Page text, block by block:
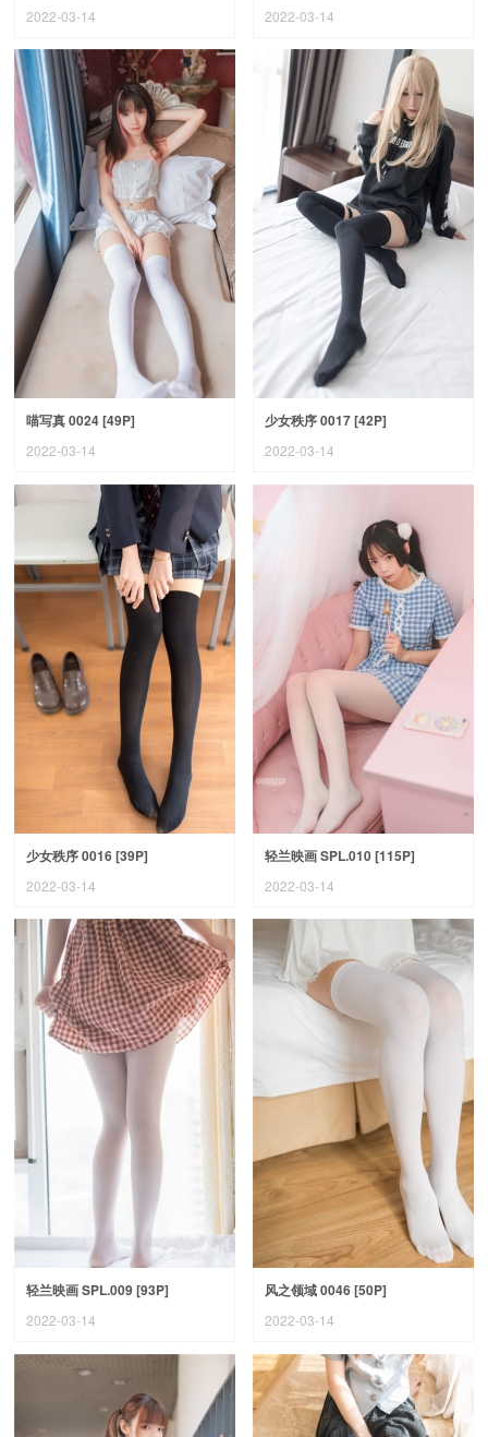
2022-03-14 2022-03-14
喵写真 0024 [49P]
2022-03-14
少女秩序 0017 [42P]
2022-03-14
少女秩序 0016 [39P]
2022-03-14
轻兰映画 SPL.010 [115P]
2022-03-14
轻兰映画 SPL.009 [93P]
2022-03-14
风之领域 0046 [50P]
2022-03-14